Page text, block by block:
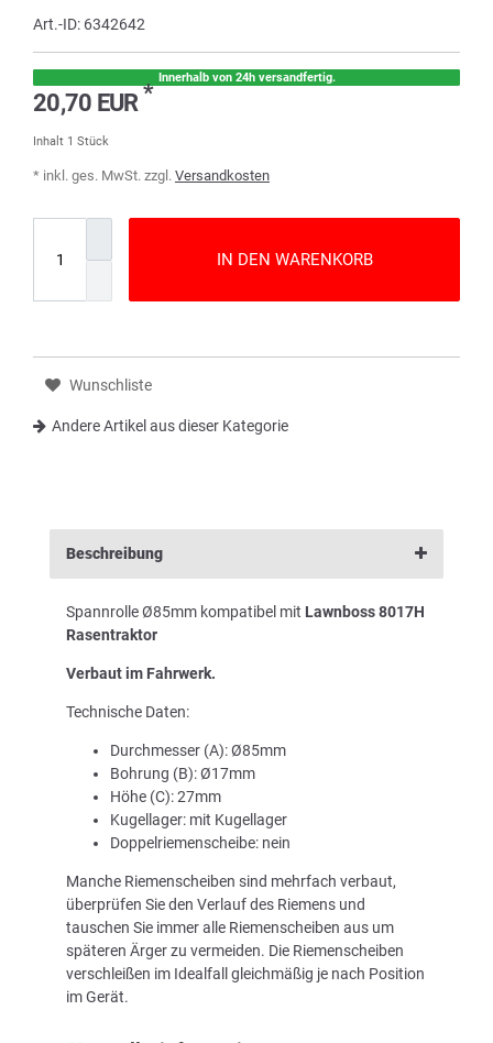
Art.-ID: 6342642
Innerhalb von 24h versandfertig.
20,70 EUR*
Inhalt 1 Stück
* inkl. ges. MwSt. zzgl. Versandkosten
IN DEN WARENKORB
Wunschliste
Andere Artikel aus dieser Kategorie
Beschreibung
Spannrolle Ø85mm kompatibel mit Lawnboss 8017H
Rasentraktor
Verbaut im Fahrwerk.
Technische Daten:
Durchmesser (A): Ø85mm
Bohrung (B): Ø17mm
Höhe (C): 27mm
Kugellager: mit Kugellager
Doppelriemenscheibe: nein
Manche Riemenscheiben sind mehrfach verbaut,
überprüfen Sie den Verlauf des Riemens und
tauschen Sie immer alle Riemenscheiben aus um
späteren Ärger zu vermeiden. Die Riemenscheiben
verschleißen im Idealfall gleichmäßig je nach Position
im Gerät.